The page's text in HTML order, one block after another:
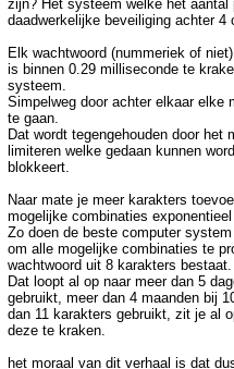
zijn? Het systeem welke het aantal
daadwerkelijke beveiliging achter 4
Elk wachtwoord (nummeriek of
is binnen 0.29 milliseconde te
systeem.
Simpelweg door achter elkaar elke
te gaan.
Dat wordt tegengehouden door het
limiteren welke gedaan kunnen
blokkeert.
Naar mate je meer karakters
mogelijke combinaties
Zo doen de beste computer
om alle mogelijke combinaties te
wachtwoord uit 8 karakters bestaat.
Dat loopt al op naar meer dan 5
gebruikt, meer dan 4 maanden bij
dan 11 karakters gebruikt, zit je al
deze te kraken.
het moraal van dit verhaal is dat